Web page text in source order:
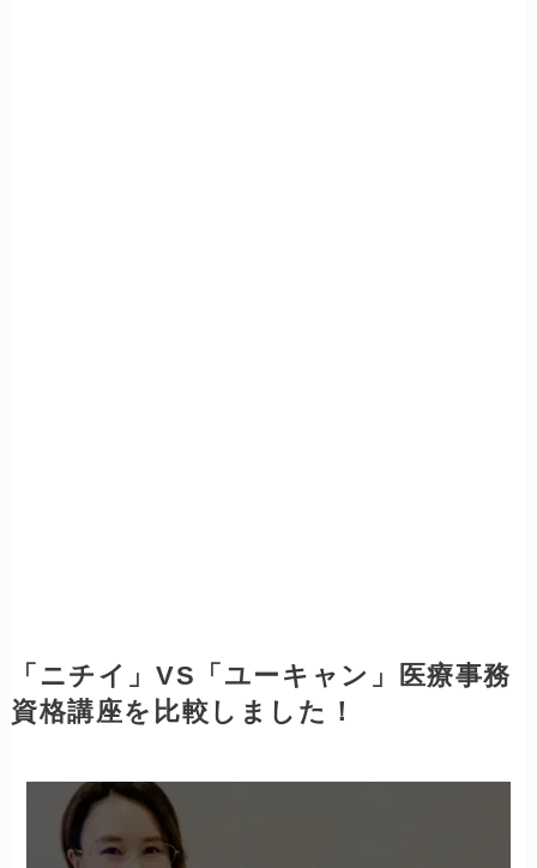
「ニチイ」VS「ユーキャン」医療事務
資格講座を比較しました！